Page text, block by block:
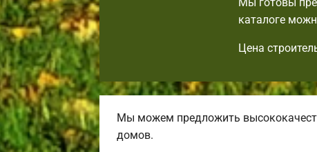
каталоге
Цена
Мы можем предложить
домов.